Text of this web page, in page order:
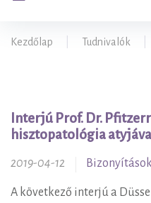
Kezdőlap Tudnivalók
Hitelességi
Interjú Prof. Dr.
hisztopatológia atyjával
2019-04-12 Bizonyítások
A következő interjú a